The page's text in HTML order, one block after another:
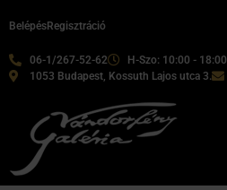
06-1/267-52-62
H-Szo: 10:00 - 18:00
1053 Budapest, Kossuth Lajos utca 3.
BelépésRegisztráció